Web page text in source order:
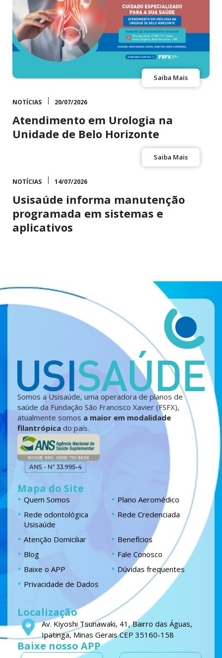
Saiba Mais
NOTÍCIAS 20/07/2026
Atendimento em Urologia na
Unidade de Belo Horizonte
Saiba Mais
NOTÍCIAS 14/07/2026
Usisaúde informa manutenção
programada em sistemas e
aplicativos
Somos a Usisaúde, uma operadora de planos de
saúde da Fundação São Francisco Xavier (FSFX),
atualmente somos a maior em modalidade
filantrópica do país.
Mapa do Site
Quem Somos
Plano Aeromédico
Rede odontológica
Usisaúde
Rede Credenciada
Atenção Domiciliar
Benefícios
Blog
Fale Conosco
Baixe o APP
Dúvidas frequentes
Privacidade de Dados
Localização
Av. Kiyoshi Tsunawaki, 41, Bairro das Águas,
Ipatinga, Minas Gerais CEP 35160-158
Baixe nosso APP